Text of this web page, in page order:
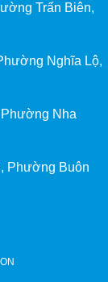
Trấn Biên,
Nghĩa Lộ,
Phường Nha
Phường Buôn